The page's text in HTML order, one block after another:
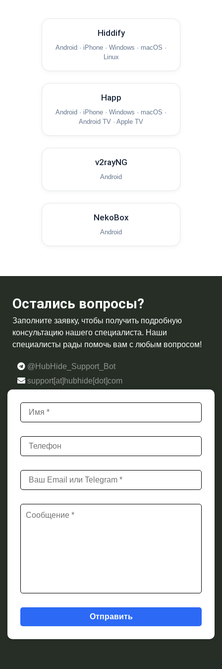
Hiddify
Android · iPhone · Windows · macOS ·
Linux
Happ
Android · iPhone · Windows · macOS ·
Android TV · Apple TV
v2rayNG
Android
NekoBox
Android
Остались вопросы?
Заполните заявку, чтобы получить подробную
консультацию нашего специалиста. Наши
специалисты рады помочь вам с любым вопросом!
@HubHide_Support_Bot
support[at]hubhide[dot]com
Отправить